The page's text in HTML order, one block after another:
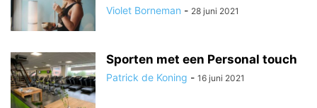
Violet Borneman - 28 juni 2021
Sporten met een Personal touch
Patrick de Koning - 16 juni 2021